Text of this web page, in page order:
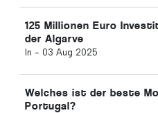
125 Millionen Euro
der Algarve
In - 03 Aug 2025
Welches ist der beste
Portugal?